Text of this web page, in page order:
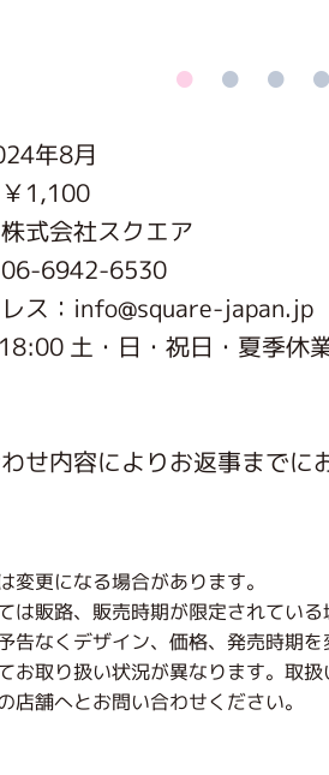
年8月
1,100
式会社スクエア
06-6942-6530
ス：info@square-japan.jp
土・日・祝日・夏季休
せ内容によりお返事までに
変更になる場合があります。
は販路、販売時期が限定されてい
告なくデザイン、価格、発売時期
お取り扱い状況が異なります。取
店舗へとお問い合わせください。
こう 家庭科部